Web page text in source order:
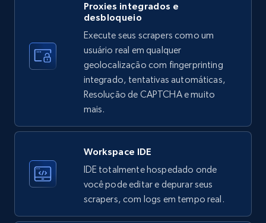
LinkedIn company information
ID, Name, Country code, Locations, Followers,
Employees in linkedin, About, Specialties, and
more.
3.5K+ Comece grátis
Instagram - Profiles
Account, Fbid, ID, Followers, Posts count, Is
business account, Is professional account, Is
verified, and more.
Proxies integrados e
desbloqueio
Execute seus scrapers como um
usuário real em qualquer
geolocalização com fingerprinting
integrado, tentativas automáticas,
Resolução de CAPTCHA e muito
mais.
Workspace IDE
IDE totalmente hospedado onde
você pode editar e depurar seus
scrapers, com logs em tempo real.